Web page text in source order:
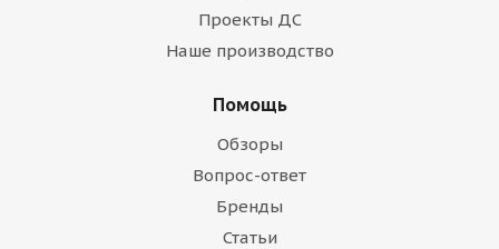
Проекты ДС
Наше производство
Помощь
Обзоры
Вопрос-ответ
Бренды
Статьи